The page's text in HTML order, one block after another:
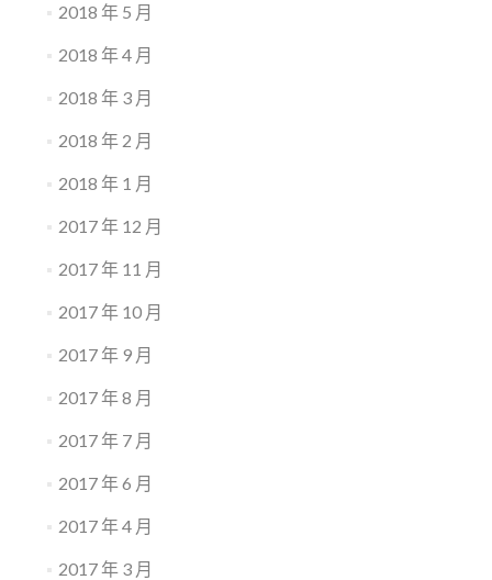
2018 年 5 月
2018 年 4 月
2018 年 3 月
2018 年 2 月
2018 年 1 月
2017 年 12 月
2017 年 11 月
2017 年 10 月
2017 年 9 月
2017 年 8 月
2017 年 7 月
2017 年 6 月
2017 年 4 月
2017 年 3 月